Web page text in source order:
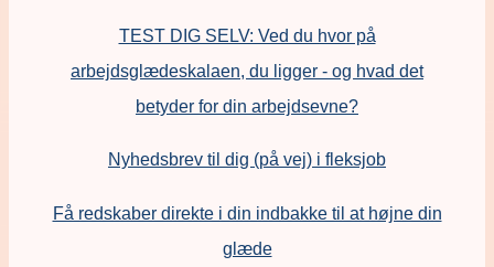
TEST DIG SELV: Ved du hvor på
arbejdsglædeskalaen, du ligger - og hvad det
betyder for din arbejdsevne?
Nyhedsbrev til dig (på vej) i fleksjob
Få redskaber direkte i din indbakke til at højne din
glæde